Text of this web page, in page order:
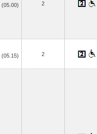
(05.00) 2
(05.15) 2